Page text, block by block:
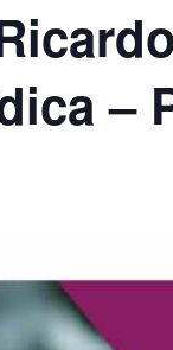
–